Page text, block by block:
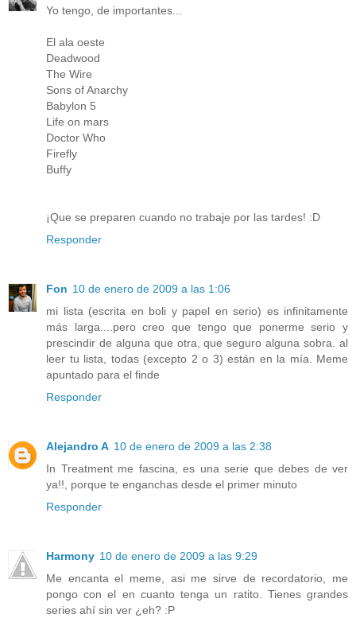
Yo tengo, de importantes...
El ala oeste
Deadwood
The Wire
Sons of Anarchy
Babylon 5
Life on mars
Doctor Who
Firefly
Buffy
¡Que se preparen cuando no trabaje por las tardes! :D
Responder
Fon 10 de enero de 2009 a las 1:06
mi lista (escrita en boli y papel en serio) es infinitamente
más larga....pero creo que tengo que ponerme serio y
prescindir de alguna que otra, que seguro alguna sobra. al
leer tu lista, todas (excepto 2 o 3) están en la mía. Meme
apuntado para el finde
Responder
Alejandro A 10 de enero de 2009 a las 2:38
In Treatment me fascina, es una serie que debes de ver
ya!!, porque te enganchas desde el primer minuto
Responder
Harmony 10 de enero de 2009 a las 9:29
Me encanta el meme, asi me sirve de recordatorio, me
pongo con el en cuanto tenga un ratito. Tienes grandes
series ahí sin ver ¿eh? :P